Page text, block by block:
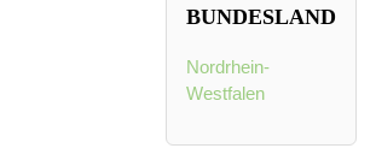
BUNDESLAND
Nordrhein-
Westfalen